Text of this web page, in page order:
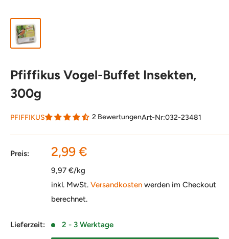
Pfiffikus Vogel-Buffet Insekten,
300g
PFIFFIKUS 2 BewertungenArt-Nr:032-23481
Preis: Sonderpreis
2,99 €
9,97 €/kg
inkl. MwSt. Versandkosten werden im Checkout
berechnet.
Lieferzeit: 2 - 3 Werktage